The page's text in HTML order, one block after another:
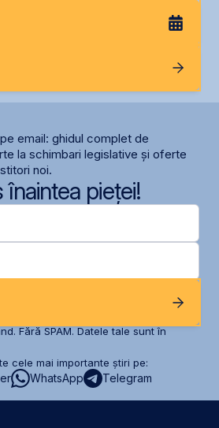
email: ghidul complet de
la schimbari legislative și oferte
noi.
înaintea pieței!
Fără SPAM. Datele tale sunt în
cele mai importante știri pe:
WhatsApp Telegram